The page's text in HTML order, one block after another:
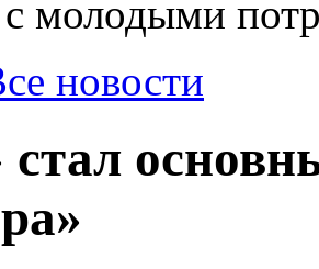
с молодыми
новости
стал